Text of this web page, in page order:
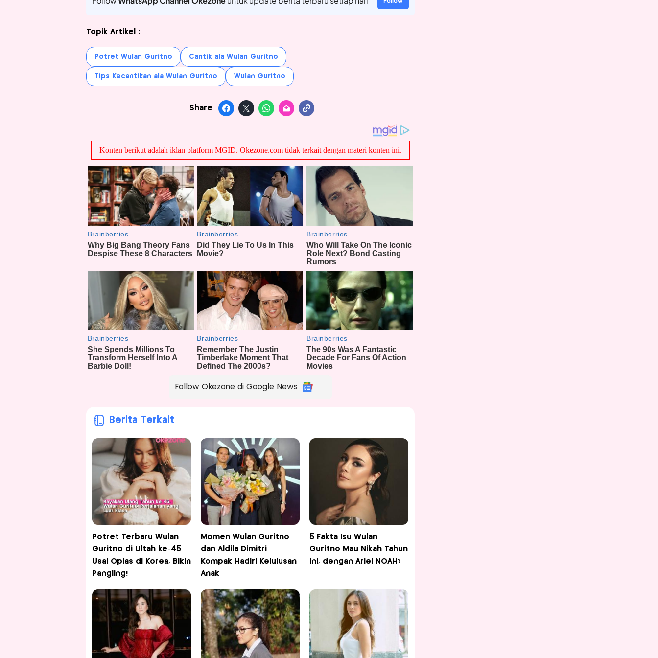
Topik Artikel :
Potret Wulan Guritno Cantik ala Wulan Guritno
Tips Kecantikan ala Wulan Guritno Wulan Guritno
Share
Follow Okezone di Google News
Berita Terkait
Potret Terbaru Wulan
Guritno di Ultah ke-45
Usai Oplas di Korea, Bikin
Pangling!
Momen Wulan Guritno
dan Aldila Dimitri
Kompak Hadiri Kelulusan
Anak
5 Fakta Isu Wulan
Guritno Mau Nikah Tahun
Ini, dengan Ariel NOAH?